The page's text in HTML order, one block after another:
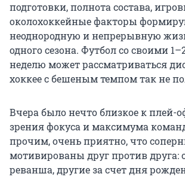
подготовки, полнота состава,
околохоккейные факторы
неоднородную и непрерывную
одного сезона. Футбол со своими
неделю может рассматриваться
хоккее с бешеным темпом так не
Вчера было нечто близкое к плей-
зрения фокуса и максимума
прочим, очень приятно, что
мотивированы друг против друга:
реванша, другие за счет дня